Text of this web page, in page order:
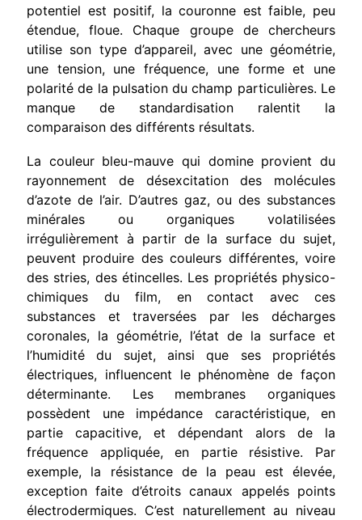
potentiel est positif, la couronne est faible, peu
éten­due, floue. Chaque groupe de chercheurs
utilise son type d’appareil, avec une géométrie,
une tension, une fréquence, une forme et une
polarité de la pulsation du champ particulières. Le
manque de stan­dardisation ralentit la
comparaison des différents résultats.
La couleur bleu-mauve qui domine provient du
rayonnement de désexcitation des molécules
d’azote de l’air. D’autres gaz, ou des substances
minérales ou organiques volatilisées
irrégulièrement à partir de la surface du sujet,
peuvent produire des couleurs diffé­rentes, voire
des stries, des étincelles. Les propriétés physico-
chimi­ques du film, en contact avec ces
substances et traversées par les décharges
coronales, la géométrie, l’état de la surface et
l’humidité du sujet, ainsi que ses propriétés
électriques, influencent le phéno­mène de façon
déterminante. Les membranes organiques
possèdent une impédance caractéristique, en
partie capacitive, et dépendant alors de la
fréquence appliquée, en partie résistive. Par
exemple, la résistance de la peau est élevée,
exception faite d’étroits canaux appe­lés points
électrodermiques. C’est naturellement au niveau